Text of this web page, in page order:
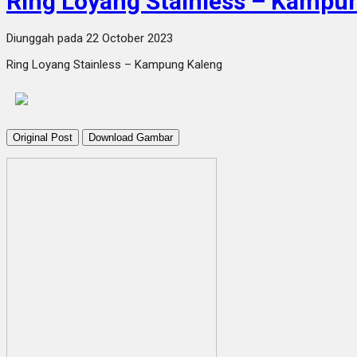
Diunggah pada 22 October 2023
Ring Loyang Stainless – Kampung Kaleng
Original Post Download Gambar